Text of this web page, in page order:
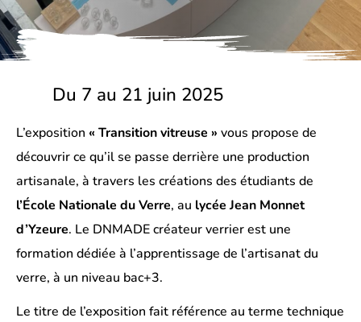
Du 7 au 21 juin 2025
L’exposition « Transition vitreuse » vous propose de
découvrir ce qu’il se passe derrière une production
artisanale, à travers les créations des étudiants de
l’École Nationale du Verre, au lycée Jean Monnet
d’Yzeure. Le DNMADE créateur verrier est une
formation dédiée à l’apprentissage de l’artisanat du
verre, à un niveau bac+3.
Le titre de l’exposition fait référence au terme technique